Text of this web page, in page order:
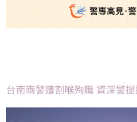
台南兩警遭割喉殉職 資深警